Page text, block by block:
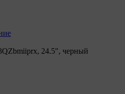
24.5", черный